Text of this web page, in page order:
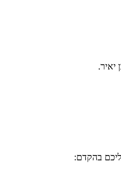
יאיר.
בהקדם: